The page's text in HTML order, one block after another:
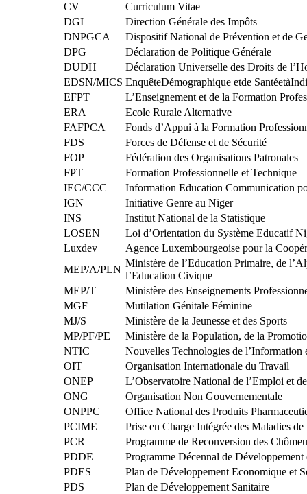
CV
Curriculum Vitae
DGI
Direction Générale des Impôts
DNPGCA
Dispositif National de Prévention et de
DPG
Déclaration de Politique Générale
DUDH
Déclaration Universelle des Droits de
EDSN/MICS EnquêteDémographique etde
EFPT
L’Enseignement et de la Formation
ERA
Ecole Rurale Alternative
FAFPCA
Fonds d’Appui à la Formation
FDS
Forces de Défense et de Sécurité
FOP
Fédération des Organisations Patronales
FPT
Formation Professionnelle et Technique
IEC/CCC
Information Education Communication
IGN
Initiative Genre au Niger
INS
Institut National de la Statistique
LOSEN
Loi d’Orientation du Système Educatif
Luxdev
Agence Luxembourgeoise pour la
MEP/A/PLN
Ministère de l’Education Primaire, de
l’Education Civique
MEP/T
Ministère des Enseignements
MGF
Mutilation Génitale Féminine
MJ/S
Ministère de la Jeunesse et des Sports
MP/PF/PE
Ministère de la Population, de la
NTIC
Nouvelles Technologies de l’Information
OIT
Organisation Internationale du Travail
ONEP
L’Observatoire National de l’Emploi et
ONG
Organisation Non Gouvernementale
ONPPC
Office National des Produits
PCIME
Prise en Charge Intégrée des Maladies de
PCR
Programme de Reconversion des
PDDE
Programme Décennal de Développement
PDES
Plan de Développement Economique et
PDS
Plan de Développement Sanitaire